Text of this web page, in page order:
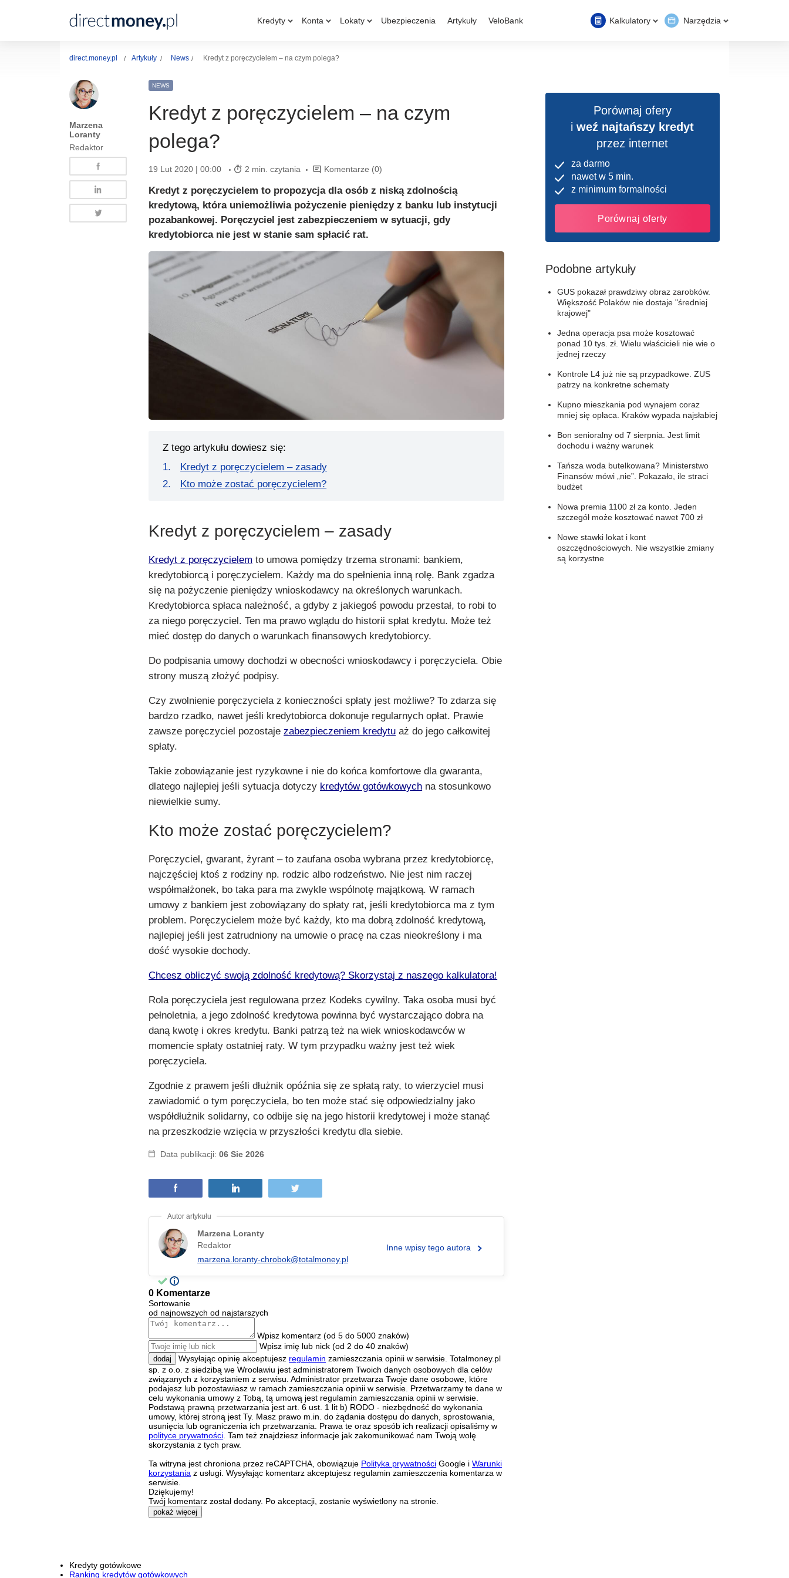
Kredyty Konta Lokaty Ubezpieczenia Artykuły VeloBank Kalkulatory Narzędzia
direct.money.pl Artykuły News Kredyt z poręczycielem – na czym polega?
Marzena
Loranty
Redaktor
NEWS
Kredyt z poręczycielem – na czym
polega?
19 Lut 2020 | 00:00 2 min. czytania Komentarze (0)
Kredyt z poręczycielem to propozycja dla osób z niską zdolnością
kredytową, która uniemożliwia pożyczenie pieniędzy z banku lub instytucji
pozabankowej. Poręczyciel jest zabezpieczeniem w sytuacji, gdy
kredytobiorca nie jest w stanie sam spłacić rat.
Z tego artykułu dowiesz się:
Kredyt z poręczycielem – zasady
Kto może zostać poręczycielem?
Kredyt z poręczycielem – zasady
Kredyt z poręczycielem to umowa pomiędzy trzema stronami: bankiem,
kredytobiorcą i poręczycielem. Każdy ma do spełnienia inną rolę. Bank zgadza
się na pożyczenie pieniędzy wnioskodawcy na określonych warunkach.
Kredytobiorca spłaca należność, a gdyby z jakiegoś powodu przestał, to robi to
za niego poręczyciel. Ten ma prawo wglądu do historii spłat kredytu. Może też
mieć dostęp do danych o warunkach finansowych kredytobiorcy.
Do podpisania umowy dochodzi w obecności wnioskodawcy i poręczyciela. Obie
strony muszą złożyć podpisy.
Czy zwolnienie poręczyciela z konieczności spłaty jest możliwe? To zdarza się
bardzo rzadko, nawet jeśli kredytobiorca dokonuje regularnych opłat. Prawie
zawsze poręczyciel pozostajezabezpieczeniem kredytu aż do jego całkowitej
spłaty.
Takie zobowiązanie jest ryzykowne i nie do końca komfortowe dla gwaranta,
dlatego najlepiej jeśli sytuacja dotyczy kredytów gotówkowych na stosunkowo
niewielkie sumy.
Kto może zostać poręczycielem?
Poręczyciel, gwarant, żyrant – to zaufana osoba wybrana przez kredytobiorcę,
najczęściej ktoś z rodziny np. rodzic albo rodzeństwo. Nie jest nim raczej
współmałżonek, bo taka para ma zwykle wspólnotę majątkową. W ramach
umowy z bankiem jest zobowiązany do spłaty rat, jeśli kredytobiorca ma z tym
problem. Poręczycielem może być każdy, kto ma dobrą zdolność kredytową,
najlepiej jeśli jest zatrudniony na umowie o pracę na czas nieokreślony i ma
dość wysokie dochody.
Chcesz obliczyć swoją zdolność kredytową? Skorzystaj z naszego kalkulatora!
Rola poręczyciela jest regulowana przez Kodeks cywilny. Taka osoba musi być
pełnoletnia, a jego zdolność kredytowa powinna być wystarczająco dobra na
daną kwotę i okres kredytu. Banki patrzą też na wiek wnioskodawców w
momencie spłaty ostatniej raty. W tym przypadku ważny jest też wiek
poręczyciela.
Zgodnie z prawem jeśli dłużnik opóźnia się ze spłatą raty, to wierzyciel musi
zawiadomić o tym poręczyciela, bo ten może stać się odpowiedzialny jako
współdłużnik solidarny, co odbije się na jego historii kredytowej i może stanąć
na przeszkodzie wzięcia w przyszłości kredytu dla siebie.
Data publikacji:06 Sie 2026
Marzena Loranty
Redaktor
marzena.loranty-chrobok@totalmoney.pl
Inne wpisy tego autora
0 Komentarze
Sortowanie
od najnowszych od najstarszych
Wpisz komentarz (od 5 do 5000 znaków)
Wpisz imię lub nick (od 2 do 40 znaków)
dodaj Wysyłając opinię akceptujesz regulamin zamieszczania opinii w serwisie. Totalmoney.pl
sp. z o.o. z siedzibą we Wrocławiu jest administratorem Twoich danych osobowych dla celów
związanych z korzystaniem z serwisu. Administrator przetwarza Twoje dane osobowe, które
podajesz lub pozostawiasz w ramach zamieszczania opinii w serwisie. Przetwarzamy te dane w
celu wykonania umowy z Tobą, tą umową jest regulamin zamieszczania opinii w serwisie.
Podstawą prawną przetwarzania jest art. 6 ust. 1 lit b) RODO - niezbędność do wykonania
umowy, której stroną jest Ty. Masz prawo m.in. do żądania dostępu do danych, sprostowania,
usunięcia lub ograniczenia ich przetwarzania. Prawa te oraz sposób ich realizacji opisaliśmy w
polityce prywatności . Tam też znajdziesz informacje jak zakomunikować nam Twoją wolę
skorzystania z tych praw.
Ta witryna jest chroniona przez reCAPTCHA, obowiązuje Polityka prywatności Google iWarunki
korzystania z usługi. Wysyłając komentarz akceptujesz regulamin zamieszczenia komentarza w
serwisie.
Dziękujemy!
Twój komentarz został dodany. Po akceptacji, zostanie wyświetlony na stronie.
pokaż więcej
Porównaj ofery
iweź najtańszy kredyt
przez internet
za darmo
nawet w 5 min.
z minimum formalności
Porównaj oferty
Podobne artykuły
GUS pokazał prawdziwy obraz zarobków.
Większość Polaków nie dostaje "średniej
krajowej"
Jedna operacja psa może kosztować
ponad 10 tys. zł. Wielu właścicieli nie wie o
jednej rzeczy
Kontrole L4 już nie są przypadkowe. ZUS
patrzy na konkretne schematy
Kupno mieszkania pod wynajem coraz
mniej się opłaca. Kraków wypada najsłabiej
Bon senioralny od 7 sierpnia. Jest limit
dochodu i ważny warunek
Tańsza woda butelkowana? Ministerstwo
Finansów mówi „nie”. Pokazało, ile straci
budżet
Nowa premia 1100 zł za konto. Jeden
szczegół może kosztować nawet 700 zł
Nowe stawki lokat i kont
oszczędnościowych. Nie wszystkie zmiany
są korzystne
Kredyty gotówkowe
Ranking kredytów gotówkowych